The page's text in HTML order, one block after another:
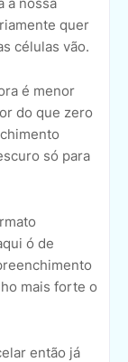
quer
células vão.
é menor
do que zero
só para
ó de
mais forte o
então já